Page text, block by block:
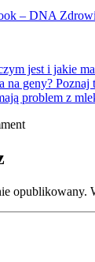
– DNA
jest i jakie
na geny?
problem z
opublikowany.